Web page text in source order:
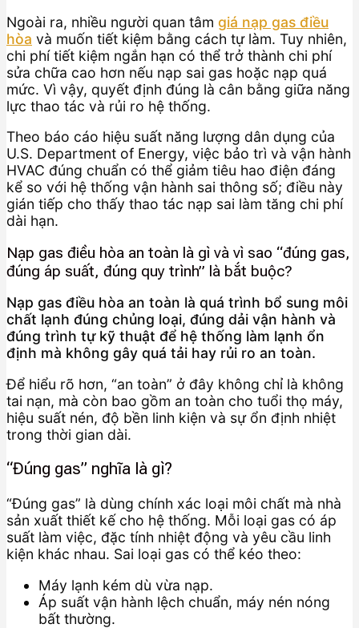
Ngoài ra, nhiều người quan tâm giá nạp gas điều
hòa và muốn tiết kiệm bằng cách tự làm. Tuy nhiên,
chi phí tiết kiệm ngắn hạn có thể trở thành chi phí
sửa chữa cao hơn nếu nạp sai gas hoặc nạp quá
mức. Vì vậy, quyết định đúng là cân bằng giữa năng
lực thao tác và rủi ro hệ thống.
Theo báo cáo hiệu suất năng lượng dân dụng của
U.S. Department of Energy, việc bảo trì và vận hành
HVAC đúng chuẩn có thể giảm tiêu hao điện đáng
kể so với hệ thống vận hành sai thông số; điều này
gián tiếp cho thấy thao tác nạp sai làm tăng chi phí
dài hạn.
Nạp gas điều hòa an toàn là gì và vì sao “đúng gas,
đúng áp suất, đúng quy trình” là bắt buộc?
Nạp gas điều hòa an toàn là quá trình bổ sung môi
chất lạnh đúng chủng loại, đúng dải vận hành và
đúng trình tự kỹ thuật để hệ thống làm lạnh ổn
định mà không gây quá tải hay rủi ro an toàn.
Để hiểu rõ hơn, “an toàn” ở đây không chỉ là không
tai nạn, mà còn bao gồm an toàn cho tuổi thọ máy,
hiệu suất nén, độ bền linh kiện và sự ổn định nhiệt
trong thời gian dài.
“Đúng gas” nghĩa là gì?
“Đúng gas” là dùng chính xác loại môi chất mà nhà
sản xuất thiết kế cho hệ thống. Mỗi loại gas có áp
suất làm việc, đặc tính nhiệt động và yêu cầu linh
kiện khác nhau. Sai loại gas có thể kéo theo:
Máy lạnh kém dù vừa nạp.
Áp suất vận hành lệch chuẩn, máy nén nóng
bất thường.